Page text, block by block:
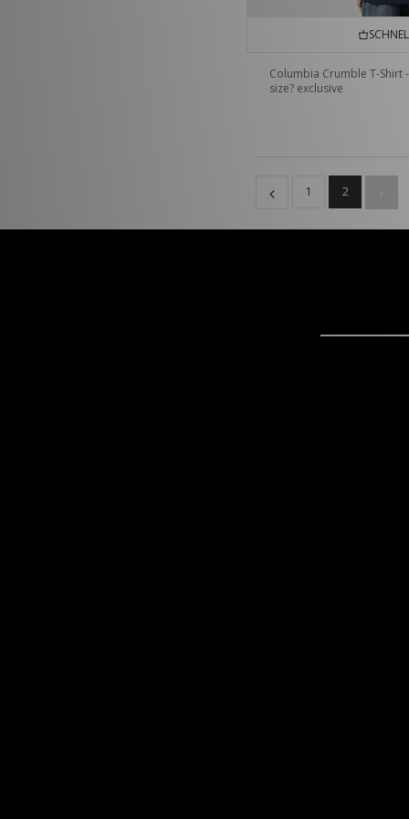
Columbia Crumble T-Shirt -
size? exclusive
1 2